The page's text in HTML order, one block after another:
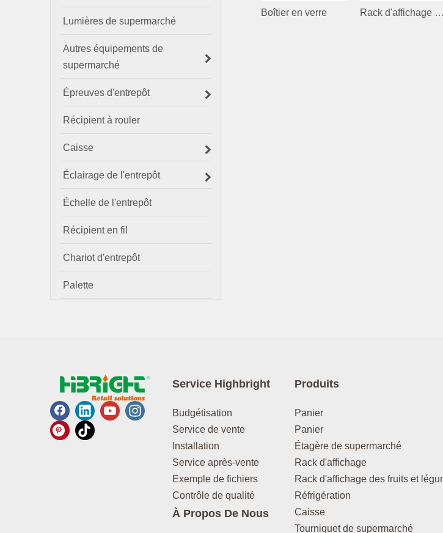
Lumières de supermarché
Autres équipements de
supermarché
Épreuves d'entrepôt
Récipient à rouler
Caisse
Éclairage de l'entrepôt
Échelle de l'entrepôt
Récipient en fil
Chariot d'entrepôt
Palette
Boîtier en verre Rack d'affichage pour tasses
Service Highbright
Budgétisation
Service de vente
Installation
Service après-vente
Exemple de fichiers
Contrôle de qualité
À Propos De Nous
Produits
Panier
Panier
Étagère de supermarché
Rack d'affichage
Rack d'affichage des fruits et
Réfrigération
Caisse
Tourniquet de supermarché